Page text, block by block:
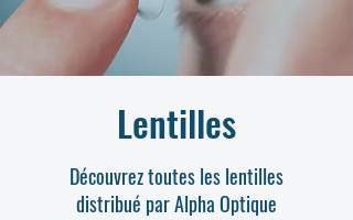
Lentilles
Découvrez toutes les lentilles
distribué par Alpha Optique